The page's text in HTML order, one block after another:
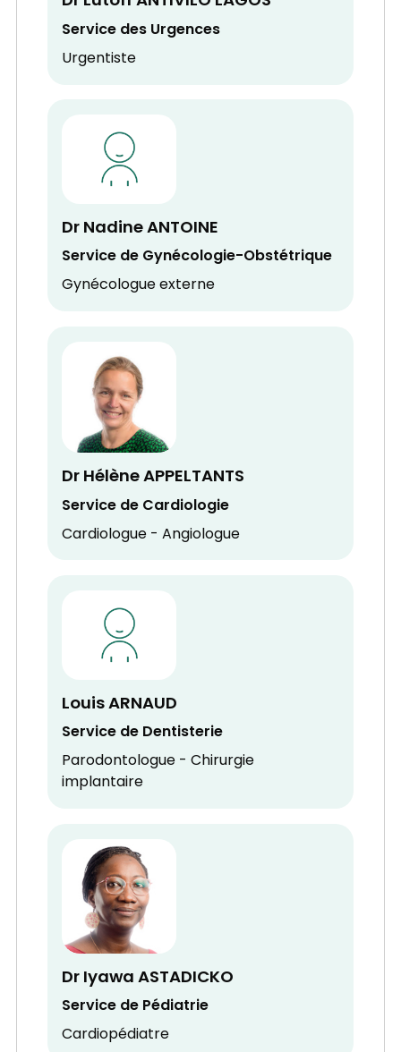
Service des Urgences
Urgentiste
Dr Nadine ANTOINE
Service de Gynécologie-Obstétrique
Gynécologue externe
Dr Hélène APPELTANTS
Service de Cardiologie
Cardiologue - Angiologue
Louis ARNAUD
Service de Dentisterie
Parodontologue - Chirurgie
implantaire
Dr Iyawa ASTADICKO
Service de Pédiatrie
Cardiopédiatre